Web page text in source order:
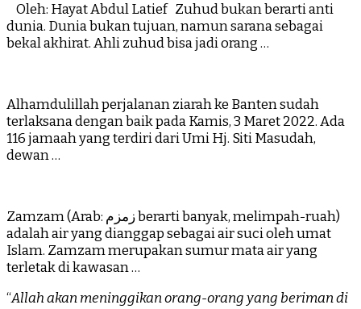
Oleh: Hayat Abdul Latief Zuhud bukan berarti anti
dunia. Dunia bukan tujuan, namun sarana sebagai
bekal akhirat. Ahli zuhud bisa jadi orang …
Alhamdulillah perjalanan ziarah ke Banten sudah
terlaksana dengan baik pada Kamis, 3 Maret 2022. Ada
116 jamaah yang terdiri dari Umi Hj. Siti Masudah,
dewan …
Zamzam (Arab: زمزم‎ berarti banyak, melimpah-ruah)
adalah air yang dianggap sebagai air suci oleh umat
Islam. Zamzam merupakan sumur mata air yang
terletak di kawasan …
“Allah akan meninggikan orang-orang yang beriman di